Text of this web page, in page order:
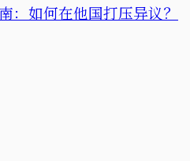
如何在他国打压异议？